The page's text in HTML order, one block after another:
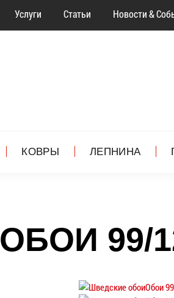
Услуги Статьи Новости &
КОВРЫ ЛЕПНИНА
ОБОИ 99/